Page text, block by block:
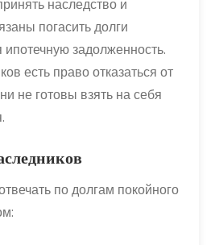
наследство и
погасить долги
задолженность.
есть право отказаться от
не готовы взять на себя
по долгам покойного